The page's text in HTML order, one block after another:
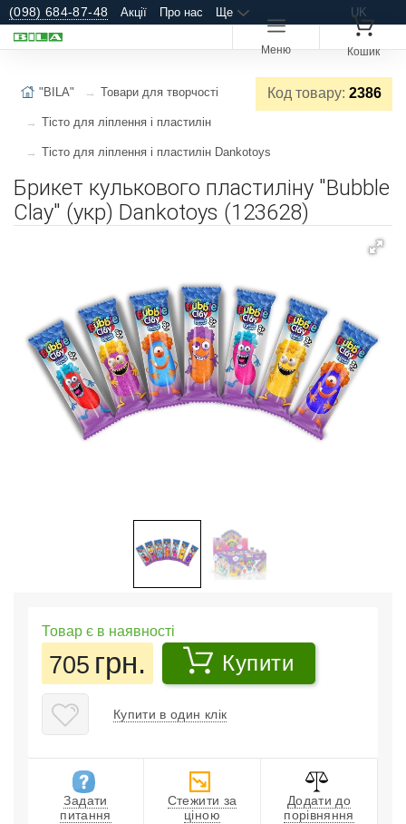
(098) 684-87-48 Акції Про нас Ще UK
Меню Кошик
Код товару: 2386
"BILA" Товари для творчості
Тісто для ліплення і пластилін
Тісто для ліплення і пластилін Dankotoys
Брикет кулькового пластиліну "Bubble
Clay" (укр) Dankotoys (123628)
Товар є в наявності
705 грн. Купити
Купити в один клік
Задати
питання
Стежити за
ціною
Додати до
порівняння